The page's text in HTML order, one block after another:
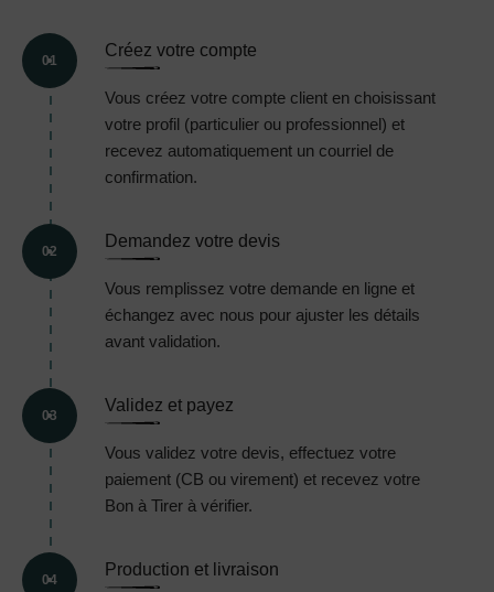
01
Créez votre compte
Vous créez votre compte client en choisissant
votre profil (particulier ou professionnel) et
recevez automatiquement un courriel de
confirmation.
02
Demandez votre devis
Vous remplissez votre demande en ligne et
échangez avec nous pour ajuster les détails
avant validation.
03
Validez et payez
Vous validez votre devis, effectuez votre
paiement (CB ou virement) et recevez votre
Bon à Tirer à vérifier.
04
Production et livraison